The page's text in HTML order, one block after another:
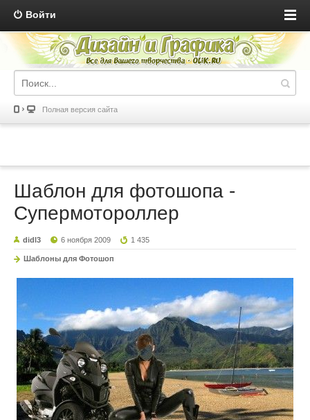
Войти
Полная версия сайта
Шаблон для фотошопа -
Супермотороллер
didl3 6 ноября 2009 1 435
Шаблоны для Фотошоп